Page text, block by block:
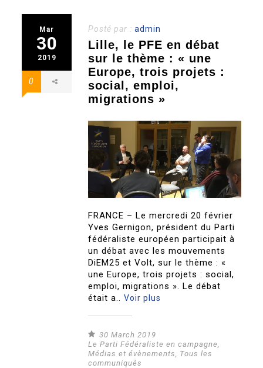
Mar
30
2019
0
Posté par :admin
Lille, le PFE en débat
sur le thème : « une
Europe, trois projets :
social, emploi,
migrations »
FRANCE – Le mercredi 20 février
Yves Gernigon, président du Parti
fédéraliste européen participait à
un débat avec les mouvements
DiEM25 et Volt, sur le thème : «
une Europe, trois projets : social,
emploi, migrations ». Le débat
était a..Voir plus
30 March 2019
Le Parti Fédéraliste en campagne
Médias et évènements
Tous les
communiqués